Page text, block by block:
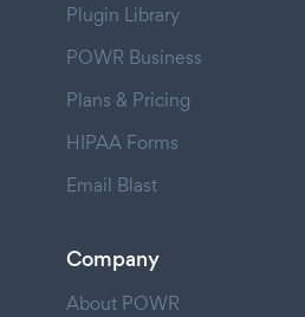
Plugin Library
POWR Business
Plans & Pricing
HIPAA Forms
Email Blast
Company
About POWR